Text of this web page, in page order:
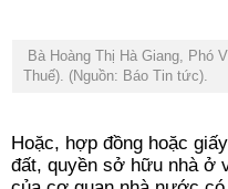
Bà Hoàng Thị Hà Giang, Phó
Thuế). (Nguồn: Báo Tin tức).
Hoặc, hợp đồng hoặc
đất, quyền sở hữu nhà ở